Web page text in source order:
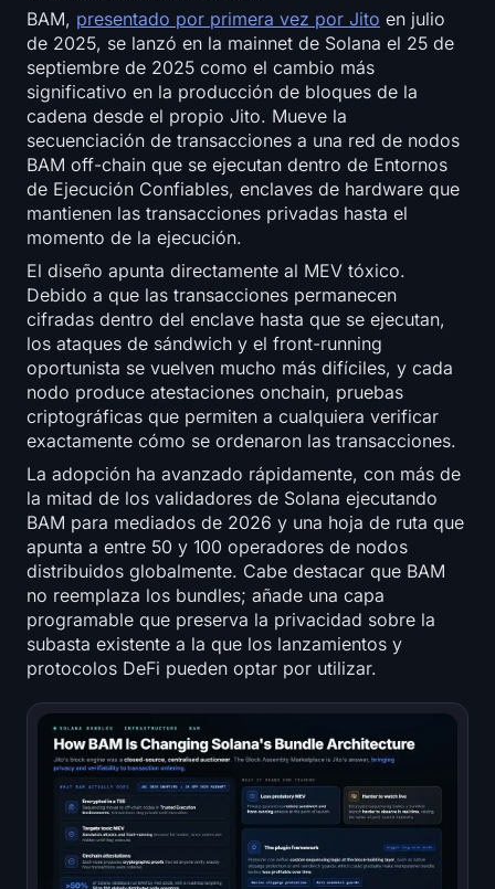
BAM, presentado por primera vez por Jito en julio
de 2025, se lanzó en la mainnet de Solana el 25 de
septiembre de 2025 como el cambio más
significativo en la producción de bloques de la
cadena desde el propio Jito. Mueve la
secuenciación de transacciones a una red de nodos
BAM off-chain que se ejecutan dentro de Entornos
de Ejecución Confiables, enclaves de hardware que
mantienen las transacciones privadas hasta el
momento de la ejecución.
El diseño apunta directamente al MEV tóxico.
Debido a que las transacciones permanecen
cifradas dentro del enclave hasta que se ejecutan,
los ataques de sándwich y el front-running
oportunista se vuelven mucho más difíciles, y cada
nodo produce atestaciones onchain, pruebas
criptográficas que permiten a cualquiera verificar
exactamente cómo se ordenaron las transacciones.
La adopción ha avanzado rápidamente, con más de
la mitad de los validadores de Solana ejecutando
BAM para mediados de 2026 y una hoja de ruta que
apunta a entre 50 y 100 operadores de nodos
distribuidos globalmente. Cabe destacar que BAM
no reemplaza los bundles; añade una capa
programable que preserva la privacidad sobre la
subasta existente a la que los lanzamientos y
protocolos DeFi pueden optar por utilizar.